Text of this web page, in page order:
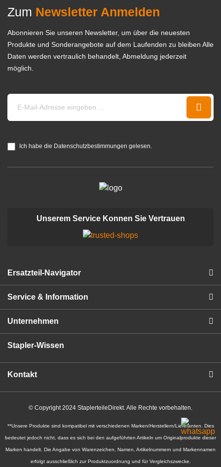
Zum Newsletter Anmelden
Abonnieren Sie unseren Newsletter, um über die neuesten
Produkte und Sonderangebote auf dem Laufenden zu bleiben Alle
Daten werden vertraulich behandelt, Abmeldung jederzeit
möglich.
Ich habe die Datenschutzbestimmungen gelesen.
Unserem Service Konnen Sie Vertrauen
Ersatzteil-Navigator
Service & Information
Unternehmen
Stapler-Wissen
Kontakt
© Copyright 2024 StaplerteileDirekt. Alle Rechte vorbehalten.
**Unsere Produkte sind kompatibel mit verschiedenen Marken/Herstellern/Lieferanten. Dies
bedeutet jedoch nicht, dass es sich bei den aufgeführten Artikeln um Originalprodukte dieser
Marken handelt. Die Angabe von Warenzeichen, Namen, Artikelnummern und Markennamen
erfolgt ausschließlich zur Produktzuordnung und für Vergleichszwecke.